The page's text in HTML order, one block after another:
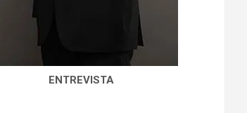
ENTREVISTA